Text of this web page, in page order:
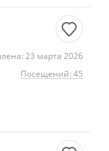
23 марта 2026
Посещений: 45